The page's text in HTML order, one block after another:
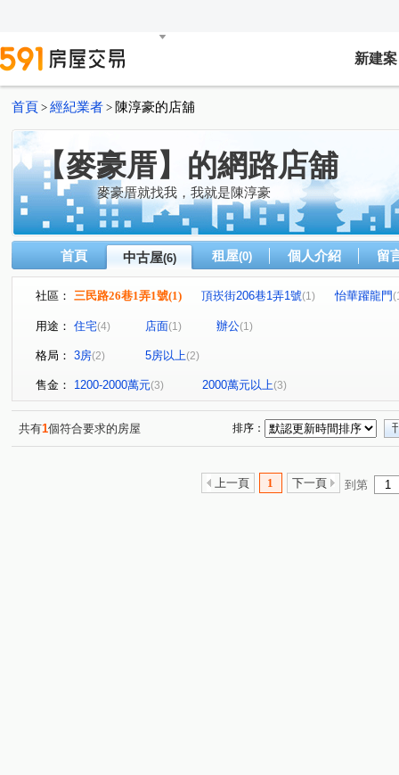
新建案
首頁 > 經紀業者 > 陳淳豪的店舖
【麥豪厝】的網路店舖
麥豪厝就找我，我就是陳淳豪
首頁 中古屋(6) 租屋(0) 個人介紹 留
社區： 三民路26巷1弄1號(1) 頂崁街206巷1弄1號(1) 怡華躍龍門
信義路 長安街 三民路
用途： 住宅(4) 店面(1) 辦公(1)
格局： 3房(2) 5房以上(2)
售金： 1200-2000萬元(3) 2000萬元以上(3)
共有1個符合要求的房屋 排序：
上一頁 1 下一頁 到第